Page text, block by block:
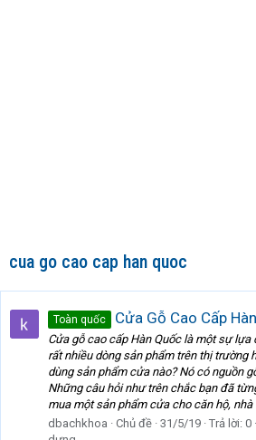
cua go cao cap han quoc
Toàn quốc Cửa Gỗ Cao Cấp
Cửa gỗ cao cấp Hàn Quốc là một sự
rất nhiều dòng sản phẩm trên thị trường
dùng sản phẩm cửa nào? Nó có nguồn
Những câu hỏi như trên chắc bạn đã
mua một sản phẩm cửa cho căn hộ, nhà
dbachkhoa
Chủ đề 31/5/19 Trả lời: 0